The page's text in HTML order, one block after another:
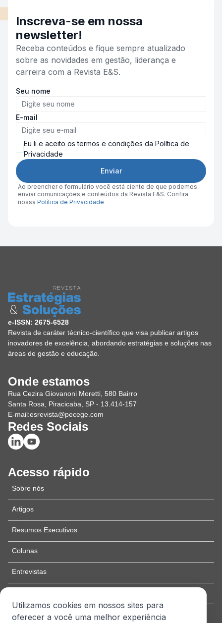
Utilizamos cookies em nossos sites para
oferecer a você uma melhor experiência
Inscreva-se em nossa
newsletter!
Receba conteúdos e fique sempre atualizado
sobre as novidades em gestão, liderança e
carreira com a Revista E&S.
Seu nome
E-mail
Eu li e aceito os termos e condições da Política de
Privacidade
Enviar
Ao preencher o formulário você está ciente de que podemos
enviar comunicações e conteúdos da Revista E&S. Confira
nossa Política de Privacidade
e-ISSN: 2675-6528
Revista de caráter técnico-científico que visa publicar artigos
inovadores de excelência, abordando estratégias e soluções nas
áreas de gestão e educação.
Onde estamos
Rua Cezira Giovanoni Moretti, 580 Bairro
Santa Rosa, Piracicaba, SP - 13.414-157
E-mail:esrevista@pecege.com
Redes Sociais
Acesso rápido
Sobre nós
Artigos
Resumos Executivos
Colunas
Entrevistas
Como publicar